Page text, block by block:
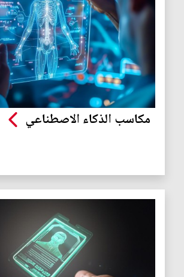
مكاسب الذكاء الاصطناعي